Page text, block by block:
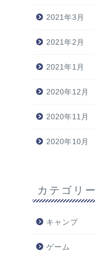
2021年3月
2021年2月
2021年1月
2020年12月
2020年11月
2020年10月
カテゴリー
キャンプ
ゲーム